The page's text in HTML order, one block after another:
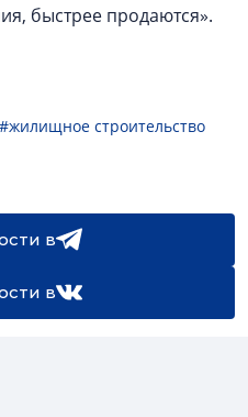
быстрее продаются».
#жилищное строительство
в
в